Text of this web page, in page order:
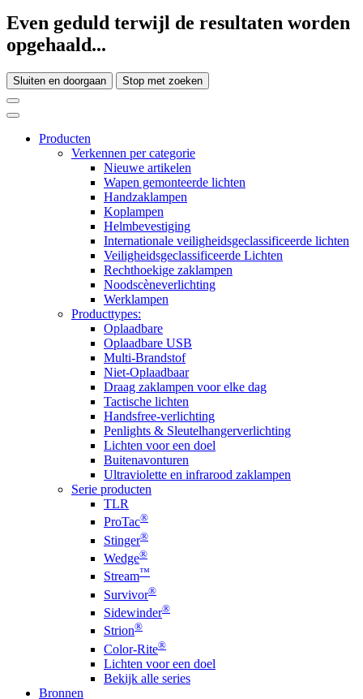
Even geduld terwijl de resultaten worden
opgehaald...
Sluiten en doorgaan Stop met zoeken
Producten
Verkennen per categorie
Nieuwe artikelen
Wapen gemonteerde lichten
Handzaklampen
Koplampen
Helmbevestiging
Internationale veiligheidsgeclassificeerde lichten
Veiligheidsgeclassificeerde Lichten
Rechthoekige zaklampen
Noodscèneverlichting
Werklampen
Producttypes:
Oplaadbare
Oplaadbare USB
Multi-Brandstof
Niet-Oplaadbaar
Draag zaklampen voor elke dag
Tactische lichten
Handsfree-verlichting
Penlights & Sleutelhangerverlichting
Lichten voor een doel
Buitenavonturen
Ultraviolette en infrarood zaklampen
Serie producten
TLR
ProTac®
Stinger®
Wedge®
Stream™
Survivor®
Sidewinder®
Strion®
Color-Rite®
Lichten voor een doel
Bekijk alle series
Bronnen